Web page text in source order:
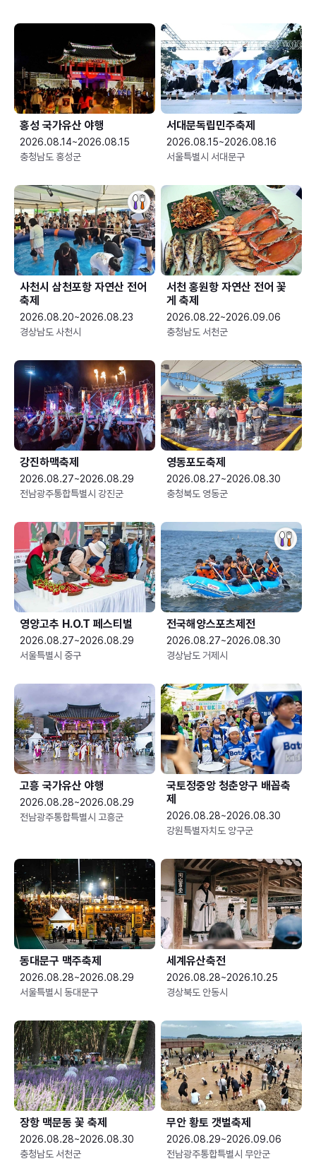
홍성 국가유산 야행
2026.08.14~2026.08.15
충청남도 홍성군
서대문독립민주축제
2026.08.15~2026.08.16
서울특별시 서대문구
사천시 삼천포항 자연산 전어
축제
2026.08.20~2026.08.23
경상남도 사천시
서천 홍원항 자연산 전어 꽃
게 축제
2026.08.22~2026.09.06
충청남도 서천군
강진하맥축제
2026.08.27~2026.08.29
전남광주통합특별시 강진군
영동포도축제
2026.08.27~2026.08.30
충청북도 영동군
영양고추 H.O.T 페스티벌
2026.08.27~2026.08.29
서울특별시 중구
전국해양스포츠제전
2026.08.27~2026.08.30
경상남도 거제시
고흥 국가유산 야행
2026.08.28~2026.08.29
전남광주통합특별시 고흥군
국토정중앙 청춘양구 배꼽축
제
2026.08.28~2026.08.30
강원특별자치도 양구군
동대문구 맥주축제
2026.08.28~2026.08.29
서울특별시 동대문구
세계유산축전
2026.08.28~2026.10.25
경상북도 안동시
장항 맥문동 꽃 축제
2026.08.28~2026.08.30
충청남도 서천군
무안 황토 갯벌축제
2026.08.29~2026.09.06
전남광주통합특별시 무안군